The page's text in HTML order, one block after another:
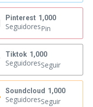
Pinterest 1,000
SeguidoresPin
Tiktok 1,000
SeguidoresSeguir
Soundcloud 1,000
SeguidoresSeguir